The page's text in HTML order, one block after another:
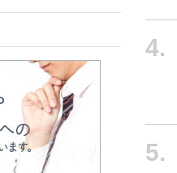
4.
5.